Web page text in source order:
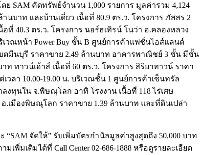
SAM คัดทรัพย์จำนวน 1,000 รายการ มูลค่ารวม 4,124
บาท และบ้านเดี่ยว เนื้อที่ 80.9 ตร.ว. โครงการ ภัสสร 2
ที่ 40.3 ตร.ว. โครงการ นอร์ธเทิรน์ โนว่า อ.คลองหลวง
เวณหน้า Power Buy ชั้น B ศูนย์การค้าแฟชั่นไอส์แลนด์
ขตมีนบุรี ราคาขาย 2.49 ล้านบาท อาคารพาณิชย์ 3 ชั้น มีชั้น
ท ทาวน์เฮ้าส์ เนื้อที่ 60 ตร.ว. โครงการ สิริยาทาวน์ ราคา
วลา 10.00-19.00 น. บริเวณชั้น 1 ศูนย์การค้าเซ็นทรัล
ทุนใน จ.พิษณุโลก อาทิ โรงงาน เนื้อที่ 118 ไร่เศษ
.เมืองพิษณุโลก ราคาขาย 1.39 ล้านบาท และที่ดินเปล่า
จัดให้” รับเพิ่มบัตรกำนัลมูลค่าสูงสุดถึง 50,000 บาท
มเติมได้ที่ Call Center 02-686-1888 หรือดูรายละเอียด